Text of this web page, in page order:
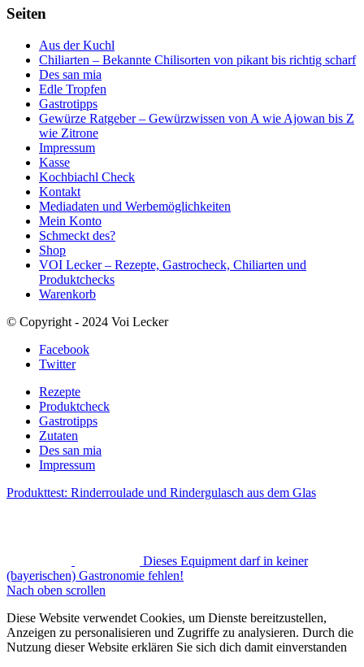
Seiten
Aus der Kuchl
Chiliarten – Bekannte Chilisorten von pikant bis richtig scharf
Des san mia
Edle Tropfen
Gastrotipps
Gewürze Ratgeber – Gewürzwissen von A wie Ajowan bis Z
wie Zitrone
Impressum
Kasse
Kochbiachl Check
Kontakt
Mediadaten und Werbemöglichkeiten
Mein Konto
Schmeckt des?
Shop
VOI Lecker – Rezepte, Gastrocheck, Chiliarten und
Produktchecks
Warenkorb
© Copyright - 2024 Voi Lecker
Facebook
Twitter
Rezepte
Produktcheck
Gastrotipps
Zutaten
Des san mia
Impressum
Produkttest: Rinderroulade und Rindergulasch aus dem Glas
Dieses Equipment darf in keiner
(bayerischen) Gastronomie fehlen!
Nach oben scrollen
Diese Website verwendet Cookies, um Dienste bereitzustellen,
Anzeigen zu personalisieren und Zugriffe zu analysieren. Durch die
Nutzung dieser Website erklären Sie sich dich damit einverstanden